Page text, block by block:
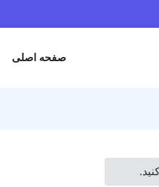
صفحه اصلی